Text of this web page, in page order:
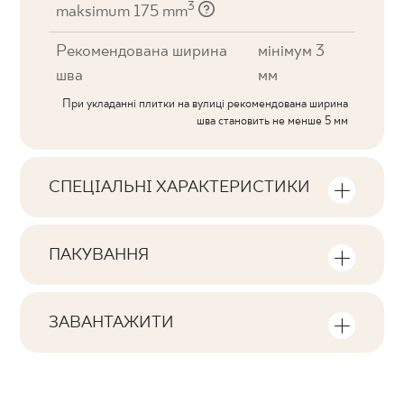
maksimum 175 mm3
Рекомендована ширина
шва
мінімум 3
мм
При укладанні плитки на вулиці рекомендована ширина
шва становить не менше 5 мм
СПЕЦІАЛЬНІ ХАРАКТЕРИСТИКИ
ПАКУВАННЯ
ЗАВАНТАЖИТИ